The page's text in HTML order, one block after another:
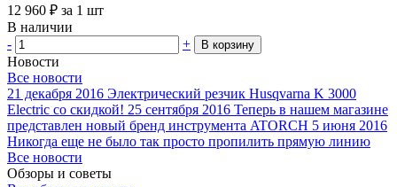
12 960 ₽ за 1 шт
В наличии
-
+ В корзину
Новости
Все новости
21 декабря 2016 Электрический резчик Husqvarna K 3000
Electric со скидкой! 25 сентября 2016 Теперь в нашем магазине
представлен новый бренд инструмента ATORCH 5 июня 2016
Никогда еще не было так просто пропилить прямую линию
Все новости
Обзоры и советы